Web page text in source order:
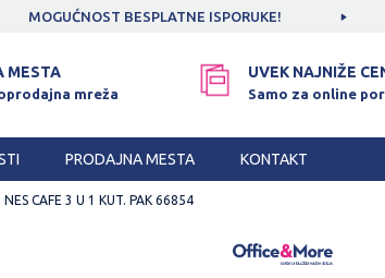
MOGUĆNOST BESPLATNE ISPORUKE!
MESTA
mreža
UVEK NAJNIŽE
Samo za online
PRODAJNA MESTA KONTAKT
NES CAFE 3 U 1 KUT. PAK 66854